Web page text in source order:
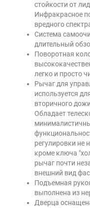
стойкости от
Инфракрасное
вредного
Система
длительный
Поворотная
легко и просто
Рычаг для
используется
вторичного
Обладает
регулировки не
кроме ключа
рычаг почти
внешний вид
Подъемная
выполнена из
Дверца